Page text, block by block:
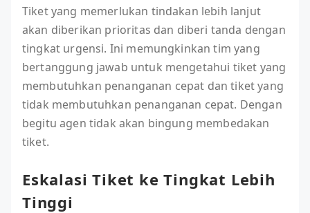
Tiket yang memerlukan tindakan lebih lanjut
akan diberikan prioritas dan diberi tanda dengan
tingkat urgensi. Ini memungkinkan tim yang
bertanggung jawab untuk mengetahui tiket yang
membutuhkan penanganan cepat dan tiket yang
tidak membutuhkan penanganan cepat. Dengan
begitu agen tidak akan bingung membedakan
tiket.
Eskalasi Tiket ke Tingkat Lebih
Tinggi